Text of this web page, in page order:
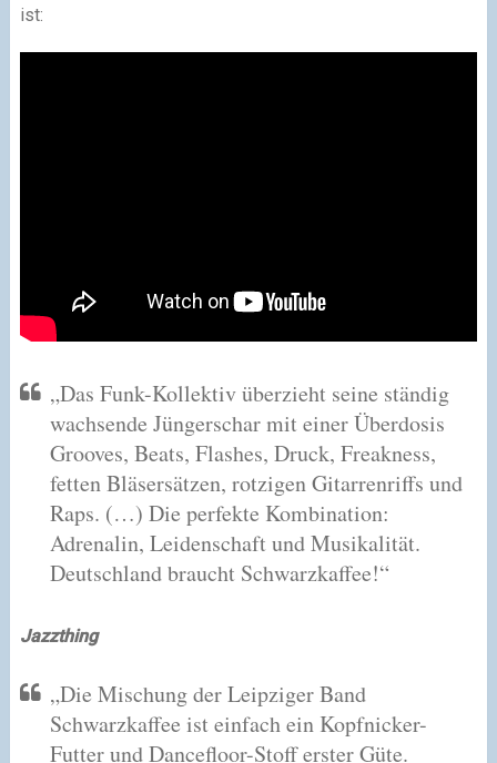
ist:
„Das Funk-Kollektiv überzieht seine ständig
wachsende Jüngerschar mit einer Überdosis
Grooves, Beats, Flashes, Druck, Freakness,
fetten Bläsersätzen, rotzigen Gitarrenriffs und
Raps. (…) Die perfekte Kombination:
Adrenalin, Leidenschaft und Musikalität.
Deutschland braucht Schwarzkaffee!“
Jazzthing
„Die Mischung der Leipziger Band
Schwarzkaffee ist einfach ein Kopfnicker-
Futter und Dancefloor-Stoff erster Güte.